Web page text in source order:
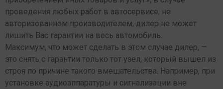
проведения любых работ в автосервисе, не
авторизованном производителем, дилер не может
лишить Вас гарантии на весь автомобиль.
Максимум, что может сделать в этом случае дилер, —
это снять с гарантии только тот узел, который вышел из
строя по причине такого вмешательства. Например, при
установке аудиоаппаратуры и сигнализации вне